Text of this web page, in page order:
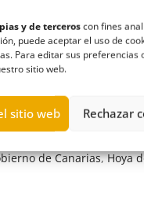
y de terceroscon fines
puede aceptar el uso de
Para editar sus
sitio web.
sitio web Rechazar
de Canarias,Hoya